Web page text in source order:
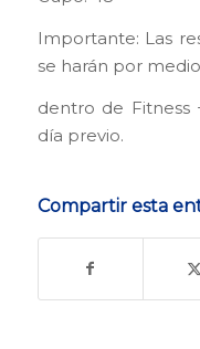
Importante: Las
se harán por
dentro de Fitness
día previo.
Compartir esta